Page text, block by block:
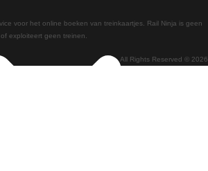
van Wenen naar Salzburg
van Wenen naar Praag All Rights Reserved © 2026
voor het online boeken van treinkaartjes. Rail Ninja is geen
exploiteert geen treinen.